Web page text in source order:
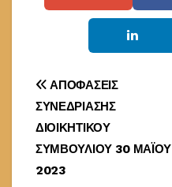
Πλοήγηση
άρθρων
ΑΠΟΦΑΣΕΙΣ
ΣΥΝΕΔΡΙΑΣΗΣ
ΔΙΟΙΚΗΤΙΚΟΥ
ΣΥΜΒΟΥΛΙΟΥ 30 ΜΑΪΟΥ
2023